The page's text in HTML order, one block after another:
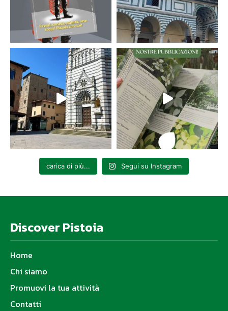
carica di più... Segui su Instagram
Discover Pistoia
Home
Chi siamo
Promuovi la tua attività
Contatti